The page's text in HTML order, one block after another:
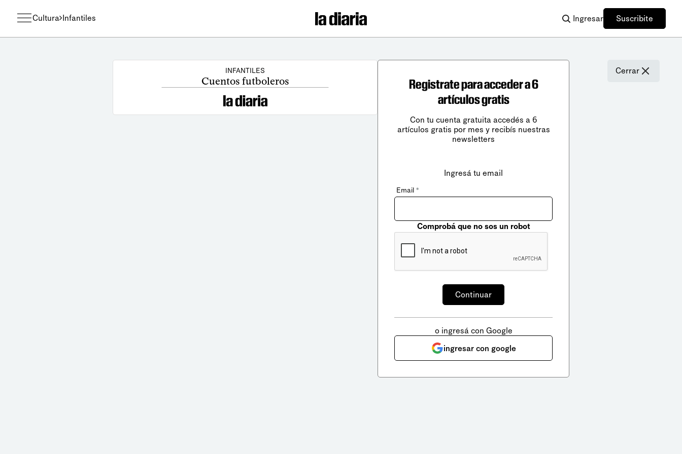
Cultura Infantiles Ingresar Suscribite
INFANTILES
Cuentos futboleros
Cerrar
Registrate para acceder a 6
artículos gratis
Con tu cuenta gratuita accedés a 6
artículos gratis por mes y recibís nuestras
newsletters
Ingresá tu email
Email *
Comprobá que no sos un robot
o ingresá con Google
ingresar con google